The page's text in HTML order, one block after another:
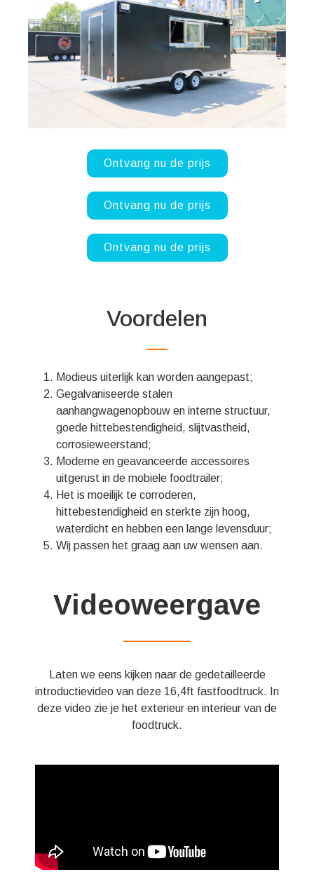
Ontvang nu de prijs
Ontvang nu de prijs
Ontvang nu de prijs
Voordelen
Modieus uiterlijk kan worden aangepast;
Gegalvaniseerde stalen
aanhangwagenopbouw en interne structuur,
goede hittebestendigheid, slijtvastheid,
corrosieweerstand;
Moderne en geavanceerde accessoires
uitgerust in de mobiele foodtrailer;
Het is moeilijk te corroderen,
hittebestendigheid en sterkte zijn hoog,
waterdicht en hebben een lange levensduur;
Wij passen het graag aan uw wensen aan.
Videoweergave
——————
Laten we eens kijken naar de gedetailleerde
introductievideo van deze 16,4ft fastfoodtruck. In
deze video zie je het exterieur en interieur van de
foodtruck.